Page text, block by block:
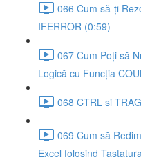
066 Cum să-ți
IFERROR (0:59)
067 Cum Poți să
Logică cu Funcția
068 CTRL si
069 Cum să
Excel folosind